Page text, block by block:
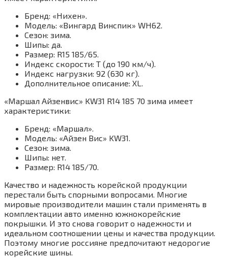
Бренд: «Нихен».
Модель: «Вингард Винспик» WH62.
Сезон: зима.
Шипы: да.
Размер: R15 185/65.
Индекс скорости: T (до 190 км/ч).
Индекс нагрузки: 92 (630 кг).
Дополнительное описание: XL.
«Маршал Айзенвис» KW31 R14 185 70 зима имеет
характеристики:
Бренд: «Маршал».
Модель: «Айзен Вис» KW31.
Сезон: зима.
Шипы: нет.
Размер: R14 185/70.
Качество и надежность корейской продукции
перестали быть спорными вопросами. Многие
мировые производители машин стали применять в
комплектации авто именно южнокорейские
покрышки. И это снова говорит о надежности и
идеальном соотношении цены и качества продукции.
Поэтому многие россияне предпочитают недорогие
корейские шины.